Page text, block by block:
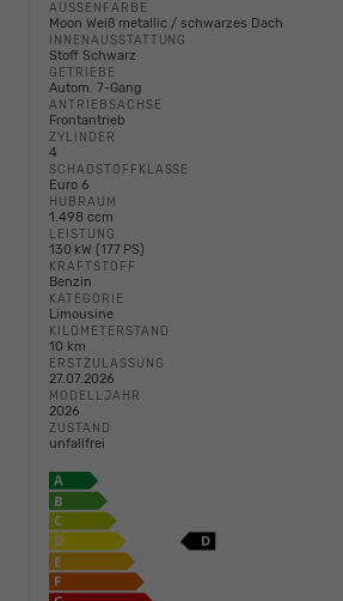
AUSSENFARBE
Moon Weiß metallic / schwarzes Dach
INNENAUSSTATTUNG
Stoff Schwarz
GETRIEBE
Autom. 7-Gang
ANTRIEBSACHSE
Frontantrieb
ZYLINDER
4
SCHADSTOFFKLASSE
Euro 6
HUBRAUM
1.498 ccm
LEISTUNG
130 kW (177 PS)
KRAFTSTOFF
Benzin
KATEGORIE
Limousine
KILOMETERSTAND
10 km
ERSTZULASSUNG
27.07.2026
MODELLJAHR
2026
ZUSTAND
unfallfrei